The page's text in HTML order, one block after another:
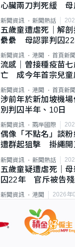
心臟兩刀判死緩 母
新聞資訊 新聞熱話
五歲童遭虐死｜解
纍纍 母認罪判囚
類案最惡劣
新聞資訊 港聞 首頁新聞
流感｜曾接種疫苗
亡 成今年首宗兒童
新聞資訊 港聞 首頁新聞
涉前年於新加坡機
別判囚半年、10日
新聞資訊 兩岸國際
偶像「不點名」談
遭群起狙擊 掛繩開
新聞資訊 新聞熱話
五歲童疑遭虐死｜
囚22年 官斥被告殘
新聞資訊 港聞 2026年